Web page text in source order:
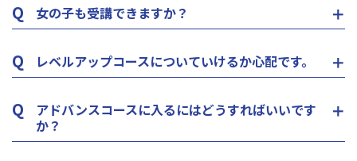
Q 女の子も受講できますか？
Q レベルアップコースについていけるか心配です。
Q
アドバンスコースに入るにはどうすればいいです
か？